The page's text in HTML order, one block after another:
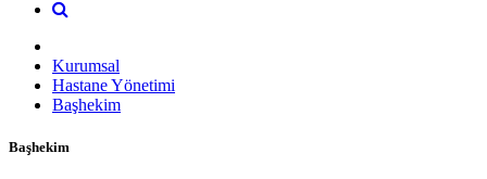
Kurumsal
Hastane Yönetimi
Başhekim
Başhekim